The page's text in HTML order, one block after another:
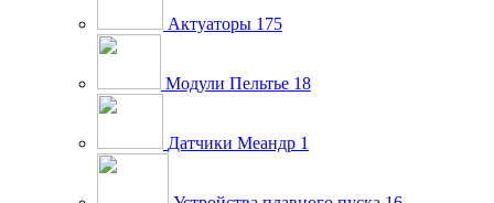
Актуаторы 175
Модули Пельтье 18
Датчики Меандр 1